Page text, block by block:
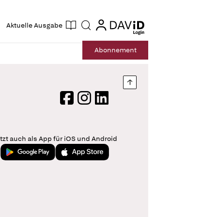
Aktuelle Ausgabe Suche login
login
Abonnement
Nach oben springen
FacebookInstagram
LinkedIn
auch als App für iOS und Android
Jetzt bei Google PlayLaden im App Store